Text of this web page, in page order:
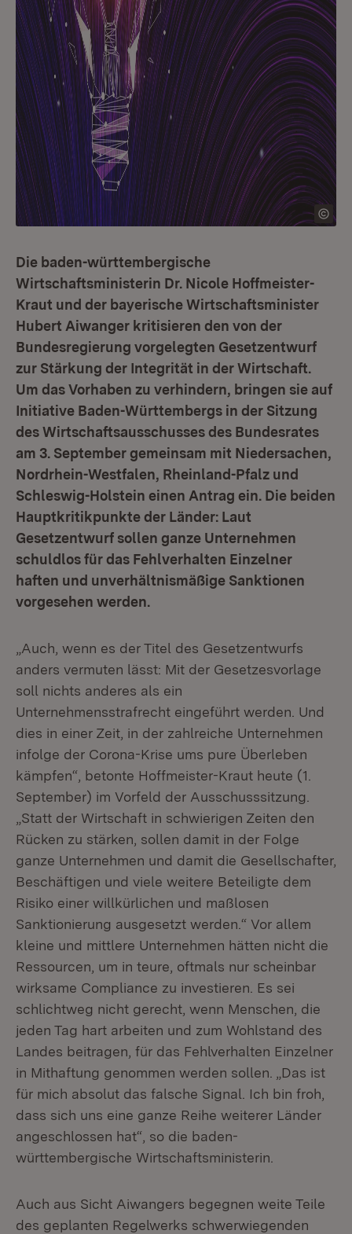
Die baden-württembergische
Wirtschaftsministerin Dr. Nicole Hoffmeister-
Kraut und der bayerische Wirtschaftsminister
Hubert Aiwanger kritisieren den von der
Bundesregierung vorgelegten Gesetzentwurf
zur Stärkung der Integrität in der Wirtschaft.
Um das Vorhaben zu verhindern, bringen sie auf
Initiative Baden-Württembergs in der Sitzung
des Wirtschaftsausschusses des Bundesrates
am 3. September gemeinsam mit Niedersachen,
Nordrhein-Westfalen, Rheinland-Pfalz und
Schleswig-Holstein einen Antrag ein. Die beiden
Hauptkritikpunkte der Länder: Laut
Gesetzentwurf sollen ganze Unternehmen
schuldlos für das Fehlverhalten Einzelner
haften und unverhältnismäßige Sanktionen
vorgesehen werden.
„Auch, wenn es der Titel des Gesetzentwurfs
anders vermuten lässt: Mit der Gesetzesvorlage
soll nichts anderes als ein
Unternehmensstrafrecht eingeführt werden. Und
dies in einer Zeit, in der zahlreiche Unternehmen
infolge der Corona-Krise ums pure Überleben
kämpfen“, betonte Hoffmeister-Kraut heute (1.
September) im Vorfeld der Ausschusssitzung.
„Statt der Wirtschaft in schwierigen Zeiten den
Rücken zu stärken, sollen damit in der Folge
ganze Unternehmen und damit die Gesellschafter,
Beschäftigen und viele weitere Beteiligte dem
Risiko einer willkürlichen und maßlosen
Sanktionierung ausgesetzt werden.“ Vor allem
kleine und mittlere Unternehmen hätten nicht die
Ressourcen, um in teure, oftmals nur scheinbar
wirksame Compliance zu investieren. Es sei
schlichtweg nicht gerecht, wenn Menschen, die
jeden Tag hart arbeiten und zum Wohlstand des
Landes beitragen, für das Fehlverhalten Einzelner
in Mithaftung genommen werden sollen. „Das ist
für mich absolut das falsche Signal. Ich bin froh,
dass sich uns eine ganze Reihe weiterer Länder
angeschlossen hat“, so die baden-
württembergische Wirtschaftsministerin.
Auch aus Sicht Aiwangers begegnen weite Teile
des geplanten Regelwerks schwerwiegenden